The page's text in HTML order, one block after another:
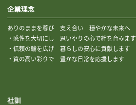
企業理念
ありのままを尊び 支え合い 穏やかな未来へ
・感性を大切にし 思いやりの心で絆を育みます
・信頼の輪を広げ 暮らしの安心に貢献します
・質の高い彩りで 豊かな日常を応援します
社訓